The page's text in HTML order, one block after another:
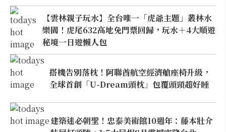
【雲林親子玩水】全台唯一「虎爺主題」叢林水
樂園！虎尾632高地免門票回歸，玩水＋4大順遊
秘境一日遊懶人包
搭機告別落枕！阿聯酋航空經濟艙座椅升級，
全球首創「U-Dream頭枕」包覆頭頸超好睡
建築迷必朝聖！忠泰美術館10週年：藤本壯介